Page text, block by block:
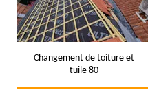
Changement de toiture et
tuile 80